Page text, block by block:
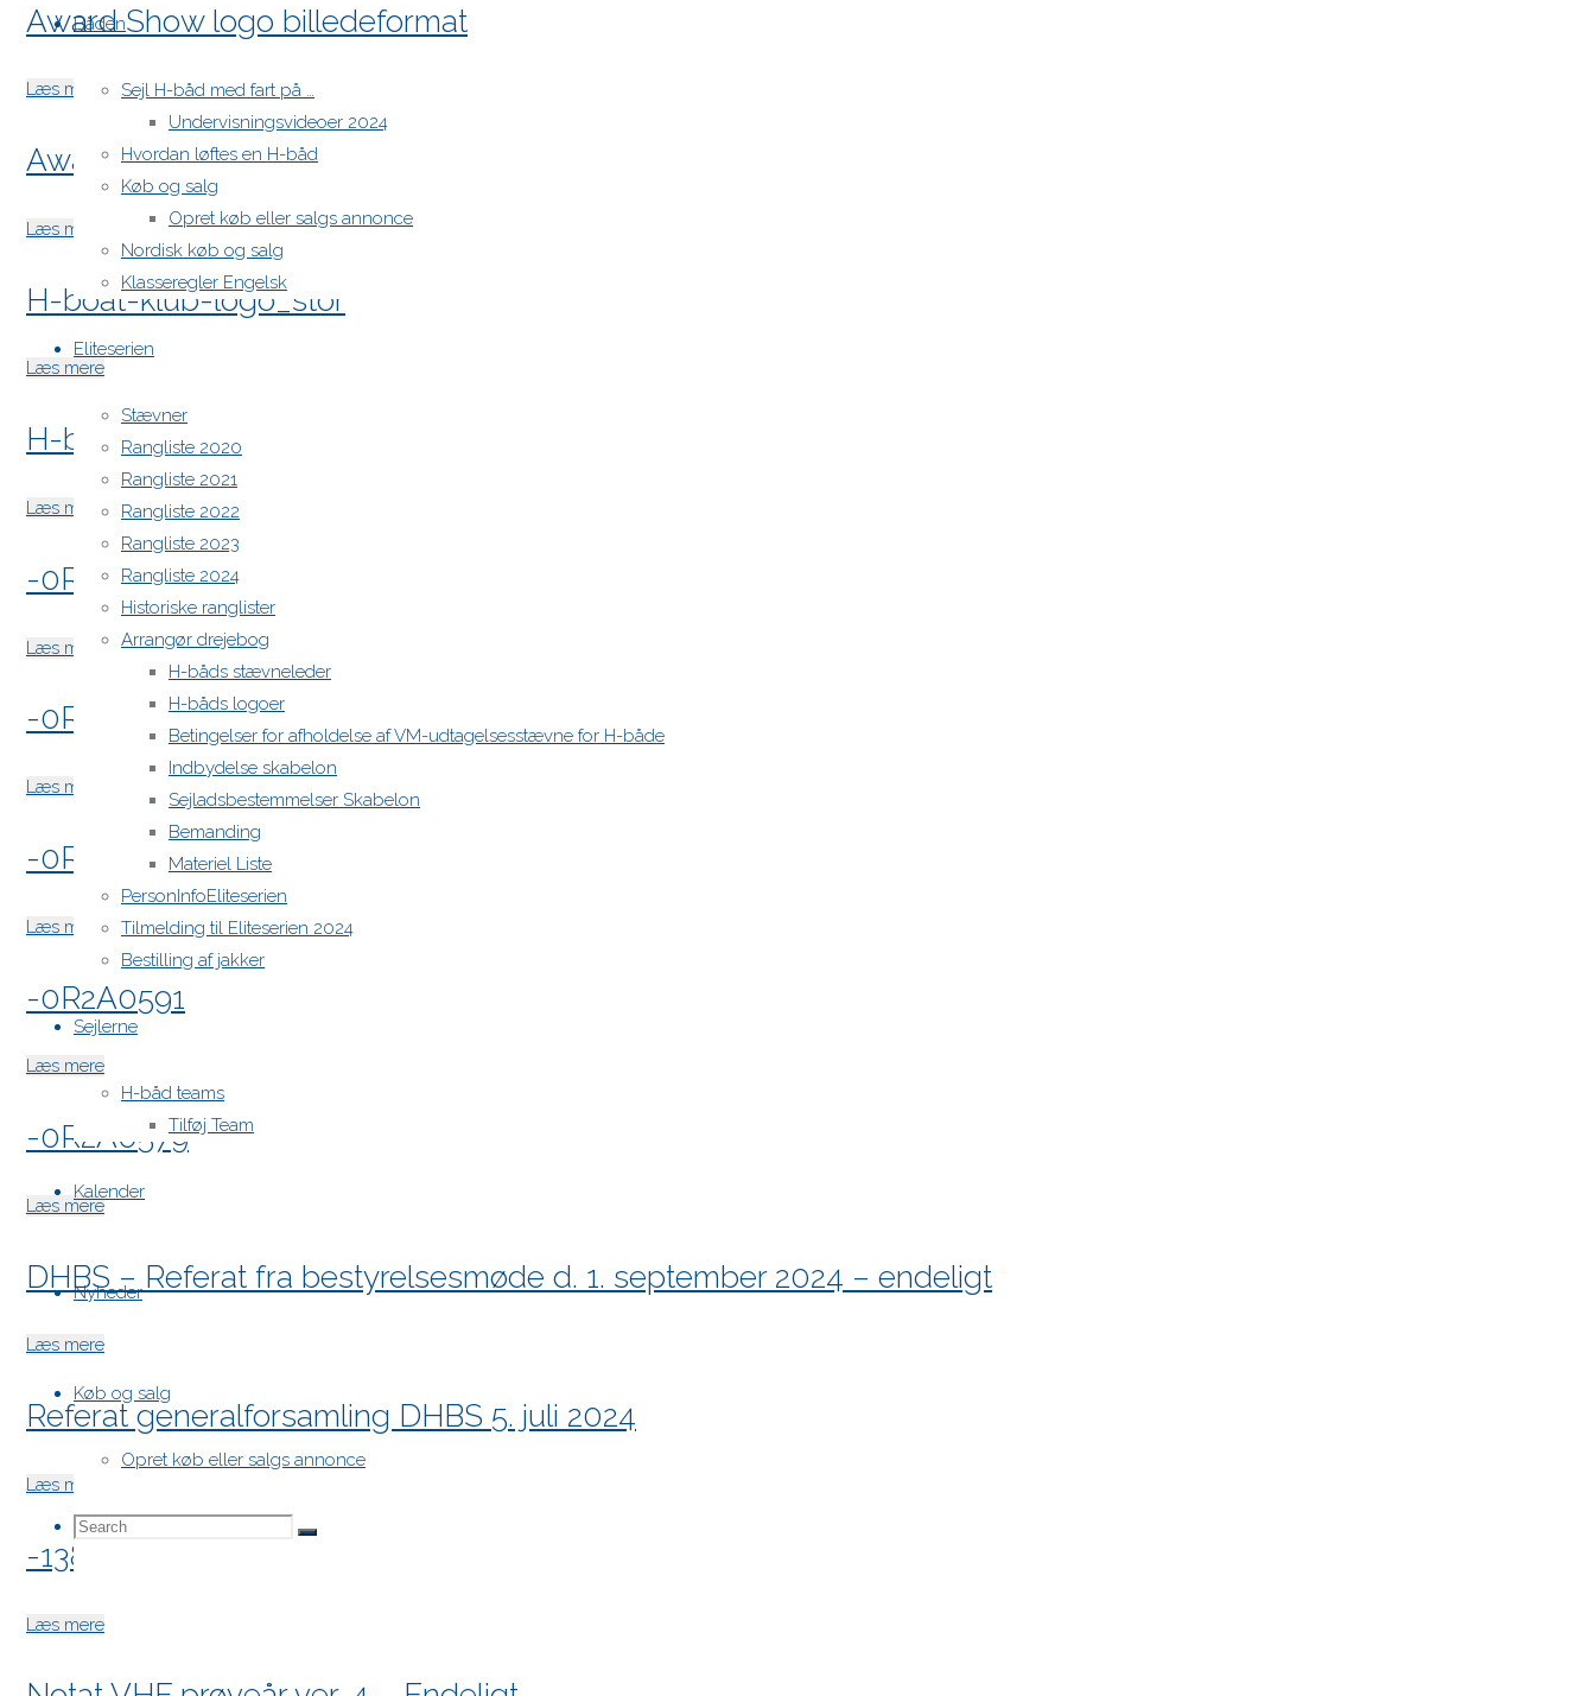
Båden
Sejl H-båd med fart på …
Undervisningsvideoer 2024
Hvordan løftes en H-båd
Køb og salg
Opret køb eller salgs annonce
Nordisk køb og salg
Klasseregler Engelsk
Eliteserien
Stævner
Rangliste 2020
Rangliste 2021
Rangliste 2022
Rangliste 2023
Rangliste 2024
Historiske ranglister
Arrangør drejebog
H-båds stævneleder
H-båds logoer
Betingelser for afholdelse af VM-udtagelsesstævne for H-både
Indbydelse skabelon
Sejladsbestemmelser Skabelon
Bemanding
Materiel Liste
PersonInfoEliteserien
Tilmelding til Eliteserien 2024
Bestilling af jakker
Sejlerne
H-båd teams
Tilføj Team
Kalender
Nyheder
Køb og salg
Opret køb eller salgs annonce
Search
Search
for:
Search
Award Show logo billedeformat
Læs mere"Award
logo
billedeformat"
Award Show 2025
Læs mere
"Award
Show
2025"
H-boat-klub-logo_stor
Læs mere"H-
logo_stor"
H-boat DM 2024
Læs mere"H-
boat
DM
2024"
-0R2A0635
Læs mere"-0R2A0635"
-0R2A0628
Læs mere
-0R2A0622
Læs mere"-0R2A0622"
-0R2A0591
Læs mere"-0R2A0591"
-0R2A0579
Læs mere"-0R2A0579"
DHBS – Referat fra bestyrelsesmøde d. 1. september 2024 – endeligt
Læs mere"DHBS
Referat
bestyrelsesmøde
1.
–
Referat generalforsamling DHBS 5. juli 2024
Læs mere
generalforsamling
-138A9154
Læs mere"-138A9154"